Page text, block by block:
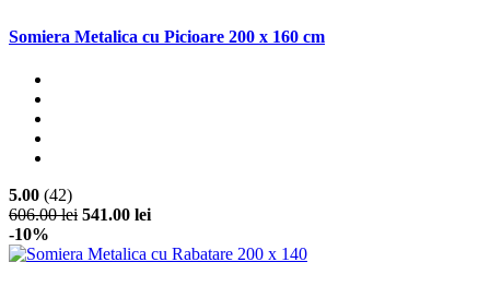
Somiera Metalica cu Picioare 200 x 160 cm
5.00 (42)
606.00 lei 541.00 lei
-10%